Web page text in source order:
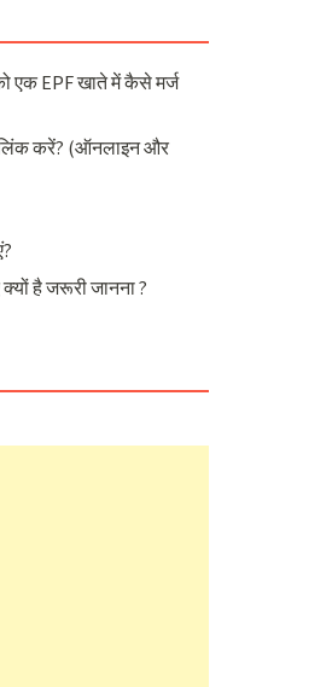
एक EPF खाते में कैसे मर्ज
करें? (ऑनलाइन और
है जरूरी जानना ?